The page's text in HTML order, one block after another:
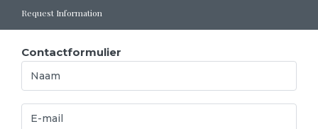
Request Information
Contactformulier